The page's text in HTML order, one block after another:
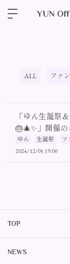
YUN
ALL ファ
「ゆん生誕祭
🎂🎄✨」開催
ゆん 生誕祭
フ
2024/12/05 19:00
TOP
NEWS